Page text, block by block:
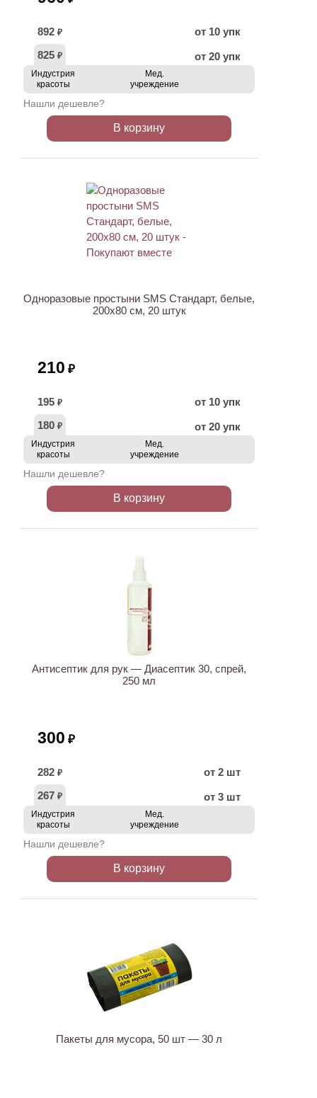
892 ₽
от 10 упк
825 ₽ от 20 упк
Индустрия
красоты
Мед.
учреждение
Нашли дешевле?
В корзину
Одноразовые простыни SMS Стандарт, белые,
200х80 см, 20 штук
210 ₽
195 ₽
от 10 упк
180 ₽ от 20 упк
Индустрия
красоты
Мед.
учреждение
Нашли дешевле?
В корзину
Антисептик для рук — Диасептик 30, спрей,
250 мл
300 ₽
282 ₽
от 2 шт
267 ₽ от 3 шт
Индустрия
красоты
Мед.
учреждение
Нашли дешевле?
В корзину
Пакеты для мусора, 50 шт — 30 л